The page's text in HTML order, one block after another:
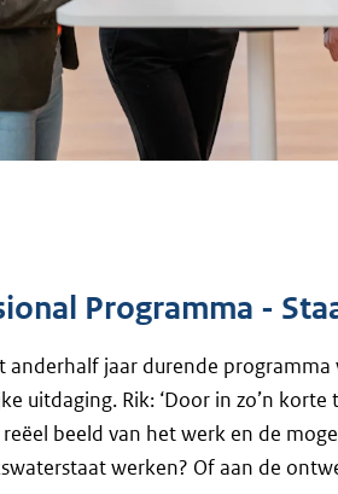
Programma -
anderhalf jaar durende
uitdaging. Rik: ‘Door in zo’n
beeld van het werk en de
werken? Of aan de